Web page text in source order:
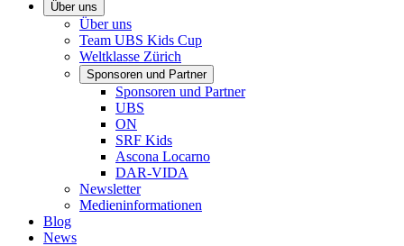
Über uns
Über uns
Team UBS Kids Cup
Weltklasse Zürich
Sponsoren und Partner
Sponsoren und Partner
UBS
ON
SRF Kids
Ascona ​Locarno
DAR-VIDA
Newsletter
Medieninformationen
Blog
News